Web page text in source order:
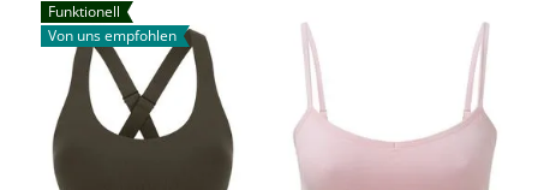
Funktionell
Von uns empfohlen